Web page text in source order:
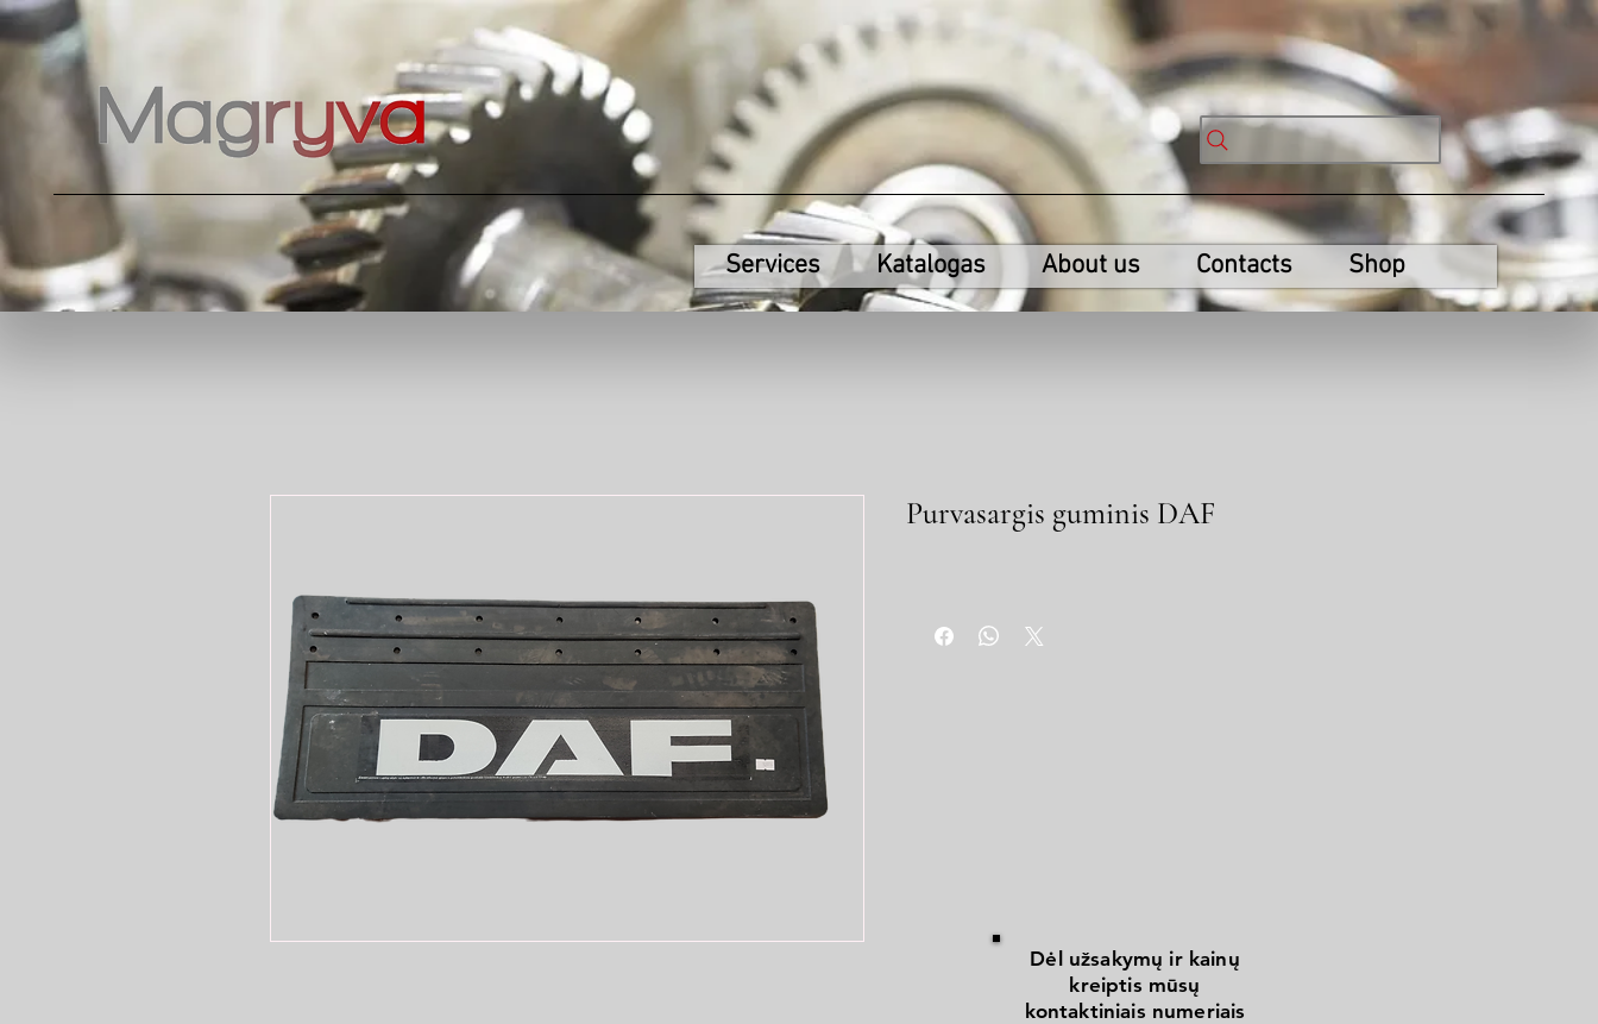
Services Katalogas About us Contacts Shop
Purvasargis guminis DAF
Dėl užsakymų ir kainų
kreiptis mūsų
kontaktiniais numeriais